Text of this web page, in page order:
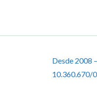
Desde 2008
10.360.670/